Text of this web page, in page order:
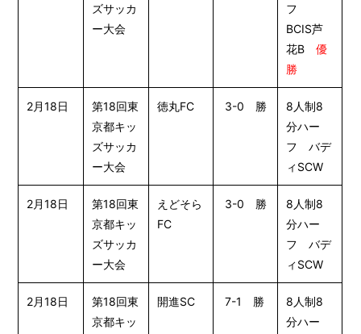
ズサッカ
ー大会
フ
BCIS芦
花B優
勝
2月18日
第18回東
京都キッ
ズサッカ
ー大会
徳丸FC 3-0 勝
8人制8
分ハー
フ バデ
ィSCW
2月18日
第18回東
京都キッ
ズサッカ
ー大会
えどそら
FC
3-0 勝
8人制8
分ハー
フ バデ
ィSCW
2月18日
第18回東
京都キッ
開進SC 7-1 勝
8人制8
分ハー